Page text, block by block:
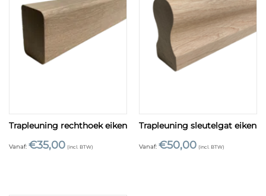
Trapleuning rechthoek eiken
Vanaf: €35,00 (incl. BTW)
Trapleuning sleutelgat eiken
Vanaf: €50,00 (incl. BTW)